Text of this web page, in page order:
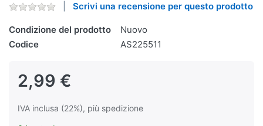
Scrivi una recensione per questo prodotto
Condizione del prodotto
Nuovo
Codice
AS225511
2,99 €
IVA inclusa (22%), più spedizione